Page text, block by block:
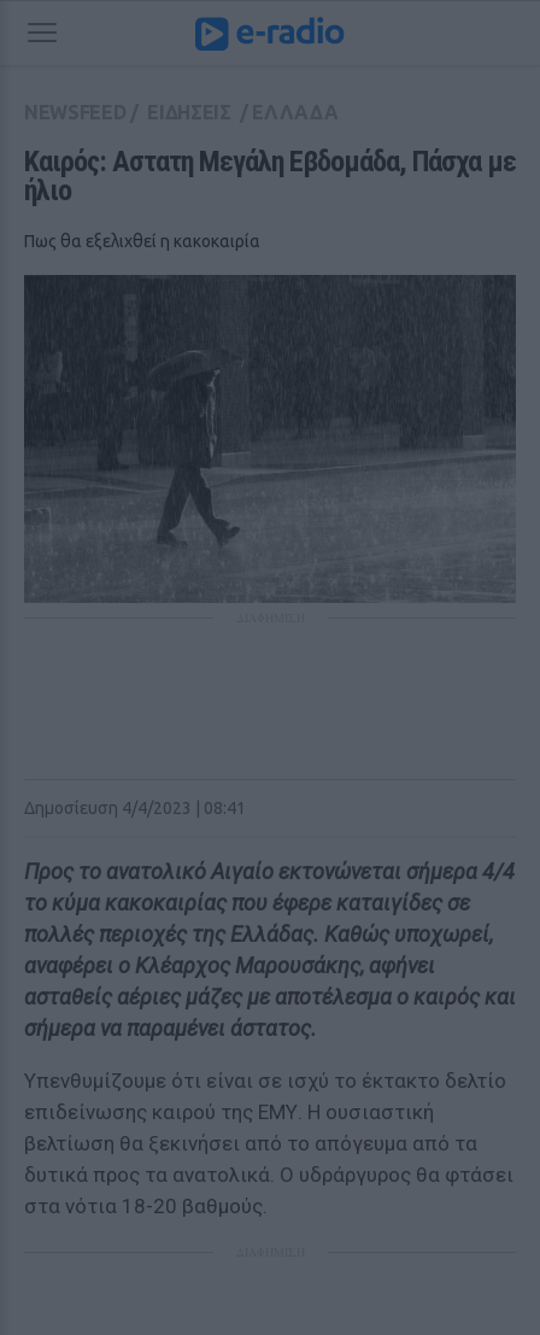
Καιρός: Αστατη Μεγάλη Εβδομάδα, Πάσχα με
ήλιο
Πως θα εξελιχθεί η κακοκαιρία
Δημοσίευση 4/4/2023 | 08:41
Προς το ανατολικό Αιγαίο εκτονώνεται σήμερα 4/4
το κύμα κακοκαιρίας που έφερε καταιγίδες σε
πολλές περιοχές της Ελλάδας. Καθώς υποχωρεί,
αναφέρει ο Κλέαρχος Μαρουσάκης, αφήνει
ασταθείς αέριες μάζες με αποτέλεσμα ο καιρός και
σήμερα να παραμένει άστατος.
Υπενθυμίζουμε ότι είναι σε ισχύ το έκτακτο δελτίο
επιδείνωσης καιρού της ΕΜΥ. Η ουσιαστική
βελτίωση θα ξεκινήσει από το απόγευμα από τα
δυτικά προς τα ανατολικά. Ο υδράργυρος θα φτάσει
στα νότια 18-20 βαθμούς.